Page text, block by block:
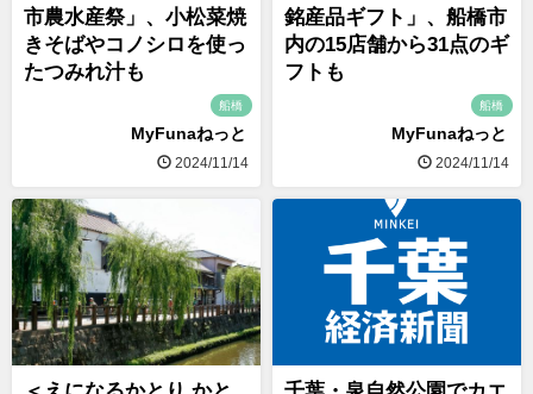
市農水産祭」、小松菜焼
きそばやコノシロを使っ
たつみれ汁も
船橋
MyFunaねっと
2024/11/14
銘産品ギフト」、船橋市
内の15店舗から31点のギ
フトも
船橋
MyFunaねっと
2024/11/14